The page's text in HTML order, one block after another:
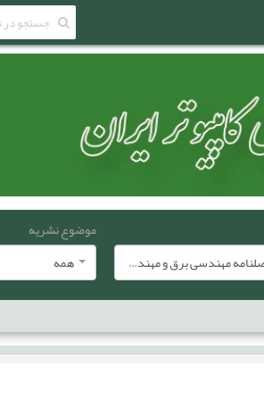
فصلنامه مهندسی برق و مهندسی کامپيوتر ايران
موضوع نشریه
همه